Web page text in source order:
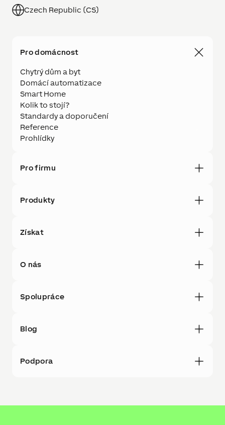
Czech Republic (CS)
Pro domácnost
Chytrý dům a byt
Domácí automatizace
Smart Home
Kolik to stojí?
Standardy a doporučení
Reference
Prohlídky
Pro firmu
Produkty
Získat
O nás
Spolupráce
Blog
Podpora